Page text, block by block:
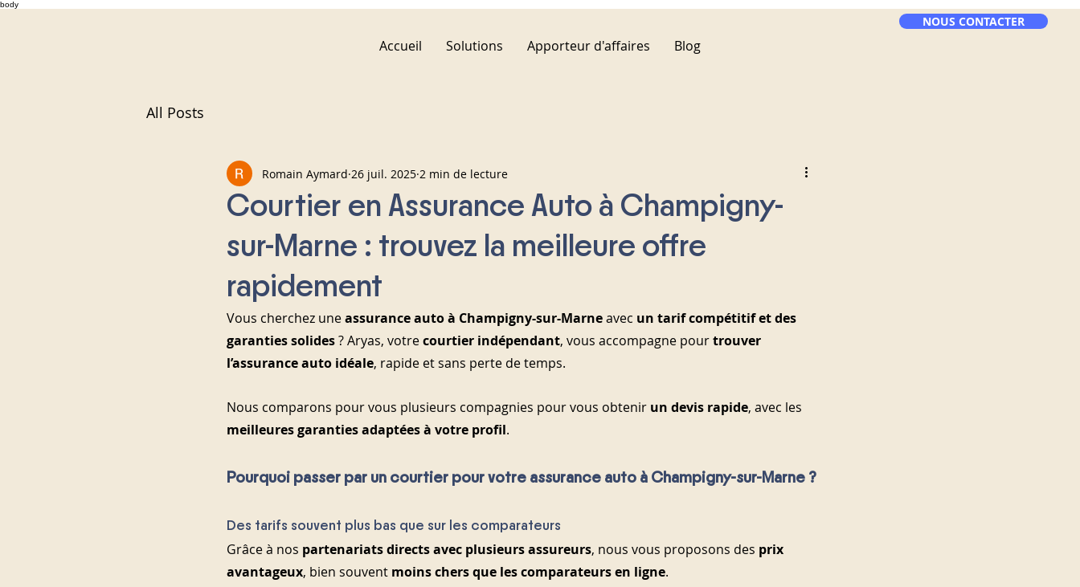
body
NOUS CONTACTER
Accueil Solutions Apporteur d'affaires Blog
All Posts
Courtier en Assurance Auto à Champigny-
sur-Marne : trouvez la meilleure offre
rapidement
Romain Aymard 26 juil. 2025 2 min de lecture
Vous cherchez une assurance auto à Champigny-sur-Marne avec un tarif compétitif et des
garanties solides ? Aryas, votre courtier indépendant, vous accompagne pour trouver
l’assurance auto idéale, rapide et sans perte de temps.
Nous comparons pour vous plusieurs compagnies pour vous obtenir un devis rapide, avec les
meilleures garanties adaptées à votre profil.
Pourquoi passer par un courtier pour votre assurance auto à Champigny-sur-Marne ?
Des tarifs souvent plus bas que sur les comparateurs
Grâce à nos partenariats directs avec plusieurs assureurs, nous vous proposons des prix
avantageux, bien souvent moins chers que les comparateurs en ligne.